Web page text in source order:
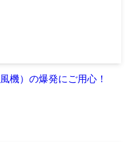
機）の爆発にご用心！